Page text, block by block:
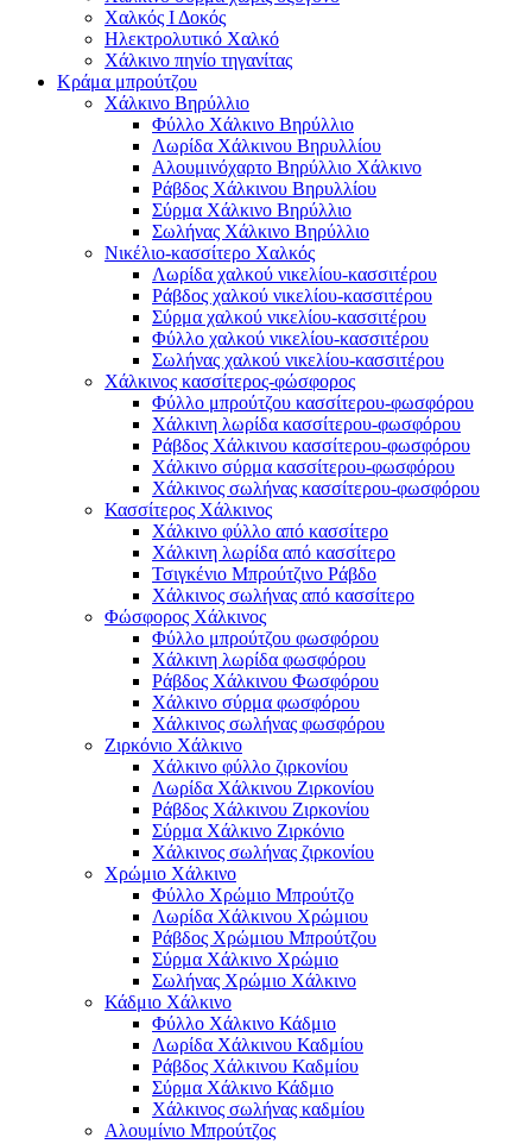
Χαλκός Ι Δοκός
Ηλεκτρολυτικό Χαλκό
Χάλκινο πηνίο τηγανίτας
Κράμα μπρούτζου
Χάλκινο Βηρύλλιο
Φύλλο Χάλκινο Βηρύλλιο
Λωρίδα Χάλκινου Βηρυλλίου
Αλουμινόχαρτο Βηρύλλιο Χάλκινο
Ράβδος Χάλκινου Βηρυλλίου
Σύρμα Χάλκινο Βηρύλλιο
Σωλήνας Χάλκινο Βηρύλλιο
Νικέλιο-κασσίτερο Χαλκός
Λωρίδα χαλκού νικελίου-κασσιτέρου
Ράβδος χαλκού νικελίου-κασσιτέρου
Σύρμα χαλκού νικελίου-κασσιτέρου
Φύλλο χαλκού νικελίου-κασσιτέρου
Σωλήνας χαλκού νικελίου-κασσιτέρου
Χάλκινος κασσίτερος-φώσφορος
Φύλλο μπρούτζου κασσίτερου-φωσφόρου
Χάλκινη λωρίδα κασσίτερου-φωσφόρου
Ράβδος Χάλκινου κασσίτερου-φωσφόρου
Χάλκινο σύρμα κασσίτερου-φωσφόρου
Χάλκινος σωλήνας κασσίτερου-φωσφόρου
Κασσίτερος Χάλκινος
Χάλκινο φύλλο από κασσίτερο
Χάλκινη λωρίδα από κασσίτερο
Τσιγκένιο Μπρούτζινο Ράβδο
Χάλκινος σωλήνας από κασσίτερο
Φώσφορος Χάλκινος
Φύλλο μπρούτζου φωσφόρου
Χάλκινη λωρίδα φωσφόρου
Ράβδος Χάλκινου Φωσφόρου
Χάλκινο σύρμα φωσφόρου
Χάλκινος σωλήνας φωσφόρου
Ζιρκόνιο Χάλκινο
Χάλκινο φύλλο ζιρκονίου
Λωρίδα Χάλκινου Ζιρκονίου
Ράβδος Χάλκινου Ζιρκονίου
Σύρμα Χάλκινο Ζιρκόνιο
Χάλκινος σωλήνας ζιρκονίου
Χρώμιο Χάλκινο
Φύλλο Χρώμιο Μπρούτζο
Λωρίδα Χάλκινου Χρώμιου
Ράβδος Χρώμιου Μπρούτζου
Σύρμα Χάλκινο Χρώμιο
Σωλήνας Χρώμιο Χάλκινο
Κάδμιο Χάλκινο
Φύλλο Χάλκινο Κάδμιο
Λωρίδα Χάλκινου Καδμίου
Ράβδος Χάλκινου Καδμίου
Σύρμα Χάλκινο Κάδμιο
Χάλκινος σωλήνας καδμίου
Αλουμίνιο Μπρούτζος